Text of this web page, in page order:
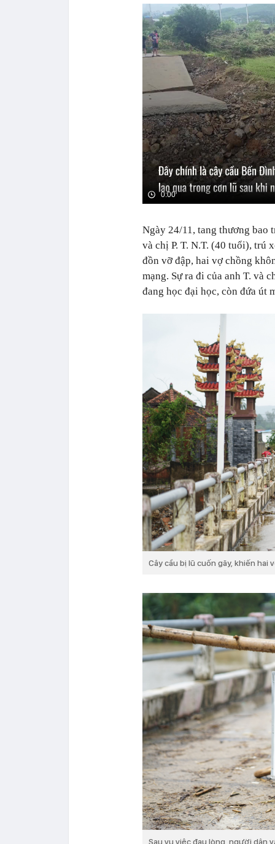
0:00
Ngày 24/11, tang thương bao
và chị P. T. N.T. (40 tuổi), trú
đồn vỡ đập, hai vợ chồng
mạng. Sự ra đi của anh T. và
đang học đại học, còn đứa út
Cây cầu bị lũ cuốn gãy, khiến hai
Sau vụ việc đau lòng, người dân